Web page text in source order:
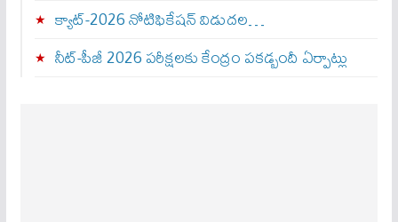
క్యాట్-2026 నోటిఫికేషన్ విడుదల…
నీట్-పీజీ 2026 పరీక్షలకు కేంద్రం పకడ్బందీ ఏర్పాట్లు